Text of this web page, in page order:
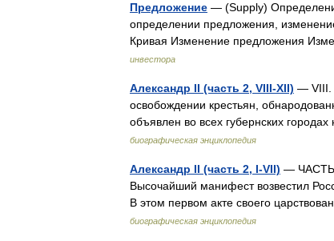
Предложение — (Supply)
определении предложения,
Кривая Изменение предложения
инвестора
Александр II (часть 2, VIII-XII) — VIII.
освобождении крестьян,
объявлен во всех губернских
биографическая энциклопедия
Александр II (часть 2, I-VII) — ЧАСТЬ
Высочайший манифест возвестил
В этом первом акте своего
биографическая энциклопедия